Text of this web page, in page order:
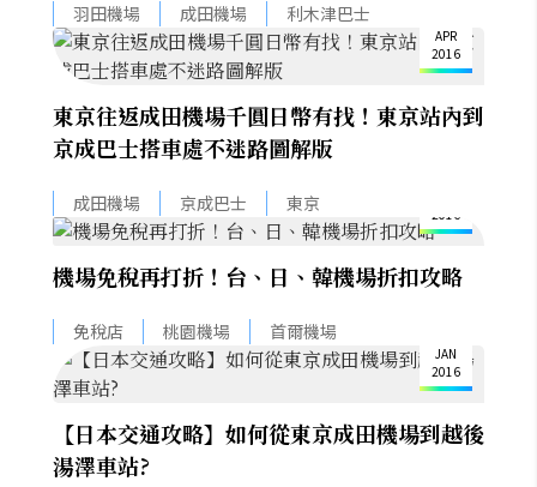
羽田機場 成田機場 利木津巴士
APR
2016
東京往返成田機場千圓日幣有找！東京站內到
京成巴士搭車處不迷路圖解版
成田機場 京成巴士 東京
2016
機場免稅再打折！台、日、韓機場折扣攻略
免稅店 桃園機場 首爾機場
JAN
2016
【日本交通攻略】如何從東京成田機場到越後
湯澤車站?